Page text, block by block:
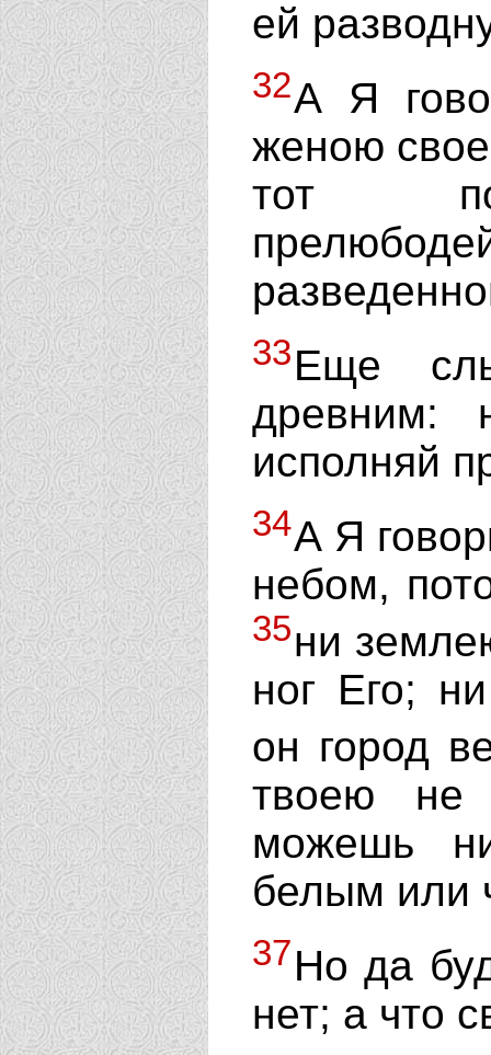
ей
32А Я
женою
тот
33Еще
древним:
исполняй
34А Я
небом,
35ни
ног Его;
он город
твоею не
можешь
белым или
37Но да
нет; а что